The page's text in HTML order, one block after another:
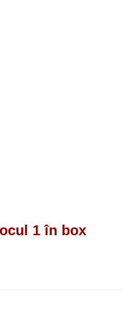
1 în box